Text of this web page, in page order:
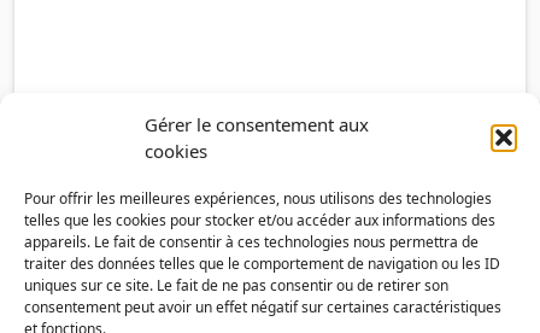
Gérer le consentement aux
cookies
Pour offrir les meilleures expériences, nous utilisons des technologies
telles que les cookies pour stocker et/ou accéder aux informations des
appareils. Le fait de consentir à ces technologies nous permettra de
traiter des données telles que le comportement de navigation ou les ID
uniques sur ce site. Le fait de ne pas consentir ou de retirer son
consentement peut avoir un effet négatif sur certaines caractéristiques
et fonctions.